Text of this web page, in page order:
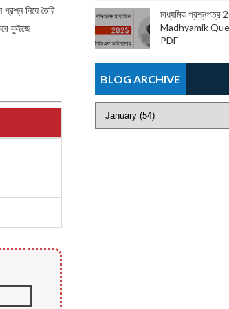
নিয়ে তৈরি
কুইজে
মাধ্যমিক
Madhyamik
PDF
BLOG ARCHIVE